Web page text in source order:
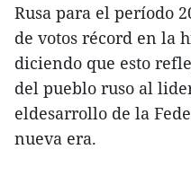
Rusa para el período
de votos récord en la
diciendo que esto
del pueblo ruso al
eldesarrollo de la
nueva era.